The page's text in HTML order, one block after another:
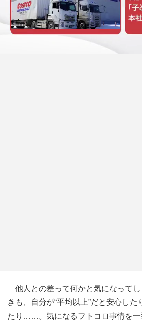
他人との差って何かと気になって
きも、自分が“平均以上”だと安心し
たり……。気になるフトコロ事情を